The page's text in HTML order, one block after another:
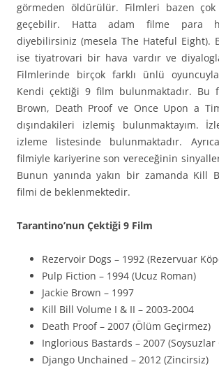
görmeden öldürülür. Filmleri bazen
geçebilir. Hatta adam filme para
diyebilirsiniz (mesela The Hateful Eight).
ise tiyatrovari bir hava vardır ve
Filmlerinde birçok farklı ünlü oyuncuyla
Kendi çektiği 9 film bulunmaktadır. Bu
Brown, Death Proof ve Once Upon a
dışındakileri izlemiş bulunmaktayım.
izleme listesinde bulunmaktadır.
filmiyle kariyerine son vereceğinin
Bunun yanında yakın bir zamanda Kill
filmi de beklenmektedir.
Tarantino’nun Çektiği 9 Film
Rezervoir Dogs – 1992 (Rezervuar
Pulp Fiction – 1994 (Ucuz Roman)
Jackie Brown – 1997
Kill Bill Volume I & II – 2003-2004
Death Proof – 2007 (Ölüm Geçirmez)
Inglorious Bastards – 2007 (Soysuzlar
Django Unchained – 2012 (Zincirsiz)